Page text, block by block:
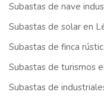
Subastas de nave
Subastas de solar en
Subastas de finca
Subastas de turismos
Subastas de